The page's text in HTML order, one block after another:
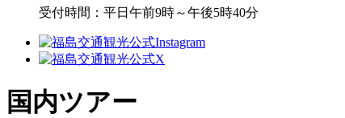
受付時間：平日午前9時～午後5時40分
国内ツアー